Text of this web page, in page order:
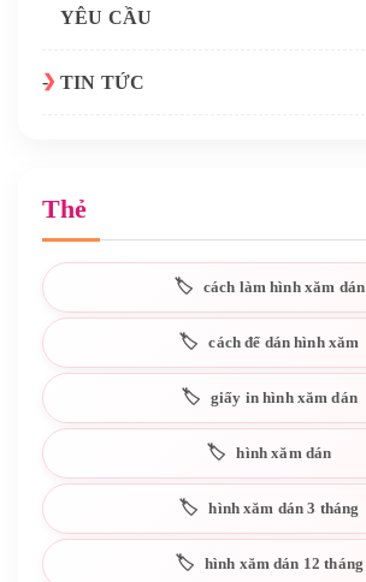
YÊU CẦU
TIN TỨC
Thẻ
cách làm hình xăm dán
cách để dán hình xăm
giấy in hình xăm dán
hình xăm dán
hình xăm dán 3 tháng
hình xăm dán 12 tháng